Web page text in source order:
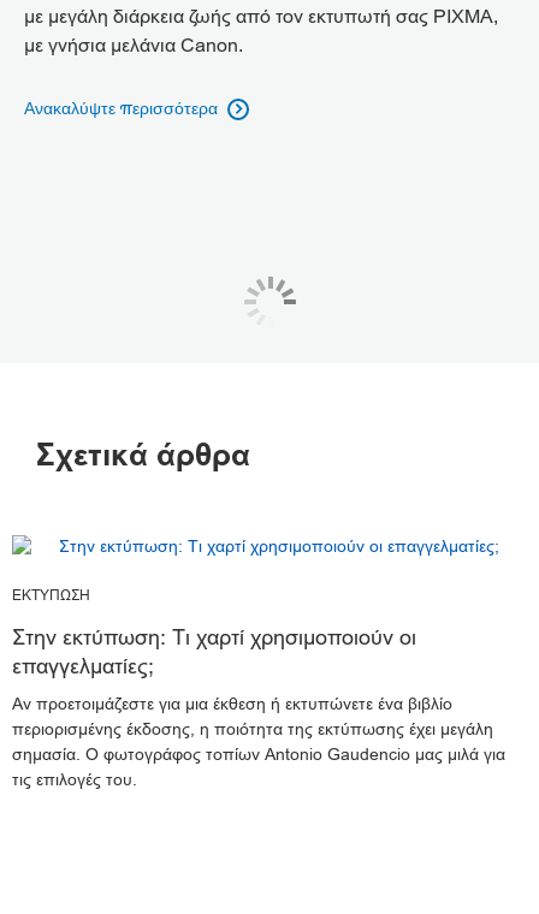
με μεγάλη διάρκεια ζωής από τον εκτυπωτή σας PIXMA,
με γνήσια μελάνια Canon.
Ανακαλύψτε περισσότερα 
Σχετικά άρθρα
ΕΚΤΥΠΩΣΗ
Στην εκτύπωση: Τι χαρτί χρησιμοποιούν οι
επαγγελματίες;
Αν προετοιμάζεστε για μια έκθεση ή εκτυπώνετε ένα βιβλίο
περιορισμένης έκδοσης, η ποιότητα της εκτύπωσης έχει μεγάλη
σημασία. Ο φωτογράφος τοπίων Antonio Gaudencio μας μιλά για
τις επιλογές του.